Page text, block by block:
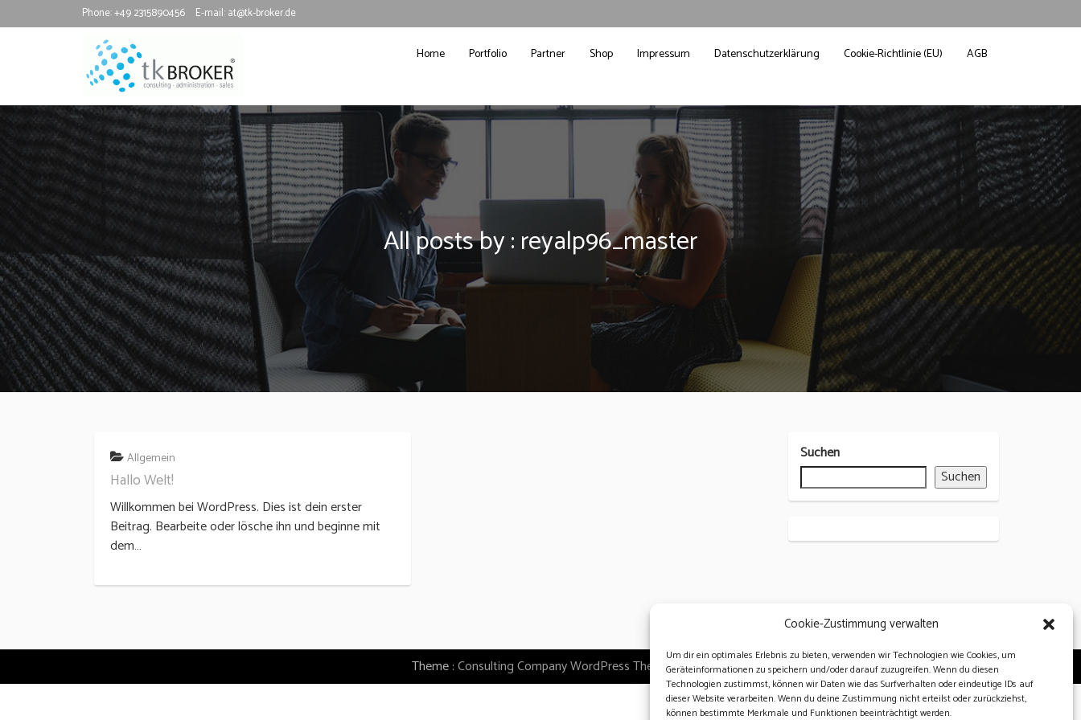
Cookie-Zustimmung verwalten
Um dir ein optimales Erlebnis zu bieten, verwenden wir Technologien wie Cookies, um
Geräteinformationen zu speichern und/oder darauf zuzugreifen. Wenn du diesen
Technologien zustimmst, können wir Daten wie das Surfverhalten oder eindeutige IDs auf
dieser Website verarbeiten. Wenn du deine Zustimmung nicht erteilst oder zurückziehst,
können bestimmte Merkmale und Funktionen beeinträchtigt werden.
Phone:+49 2315890456 E-mail:at@tk-broker.de
Home Portfolio Partner Shop Impressum Datenschutzerklärung Cookie-Richtlinie (EU) AGB
All posts by : reyalp96_master
Allgemein
Hallo Welt!
Willkommen bei WordPress. Dies ist dein erster
Beitrag. Bearbeite oder lösche ihn und beginne mit
dem…
Suchen
Suchen
Theme :Consulting Company WordPress Theme